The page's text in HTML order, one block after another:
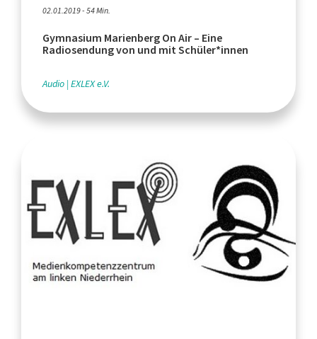
02.01.2019 - 54 Min.
Gymnasium Marienberg On Air – Eine
Radiosendung von und mit Schüler*innen
Audio EXLEX e.V.